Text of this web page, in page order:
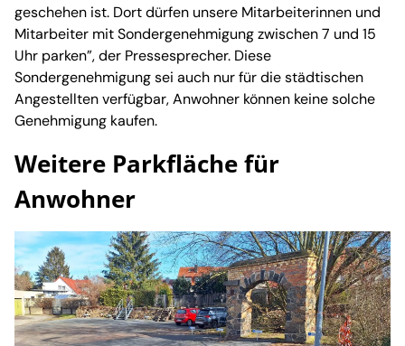
geschehen ist. Dort dürfen unsere Mitarbeiterinnen und
Mitarbeiter mit Sondergenehmigung zwischen 7 und 15
Uhr parken”, der Pressesprecher. Diese
Sondergenehmigung sei auch nur für die städtischen
Angestellten verfügbar, Anwohner können keine solche
Genehmigung kaufen.
Weitere Parkfläche für
Anwohner